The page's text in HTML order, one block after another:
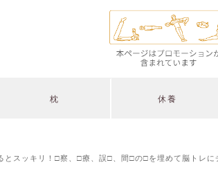
枕 休養
とスッキリ！□察、□療、誤□、間□の□を埋めて脳トレに